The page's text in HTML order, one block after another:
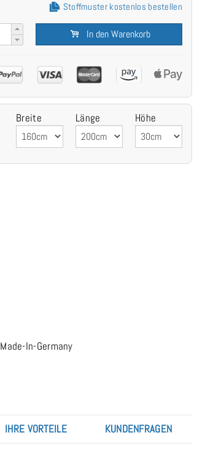
Stoffmuster kostenlos bestellen
In den Warenkorb
Breite Länge Höhe
Made-In-Germany
IHRE VORTEILE KUNDENFRAGEN